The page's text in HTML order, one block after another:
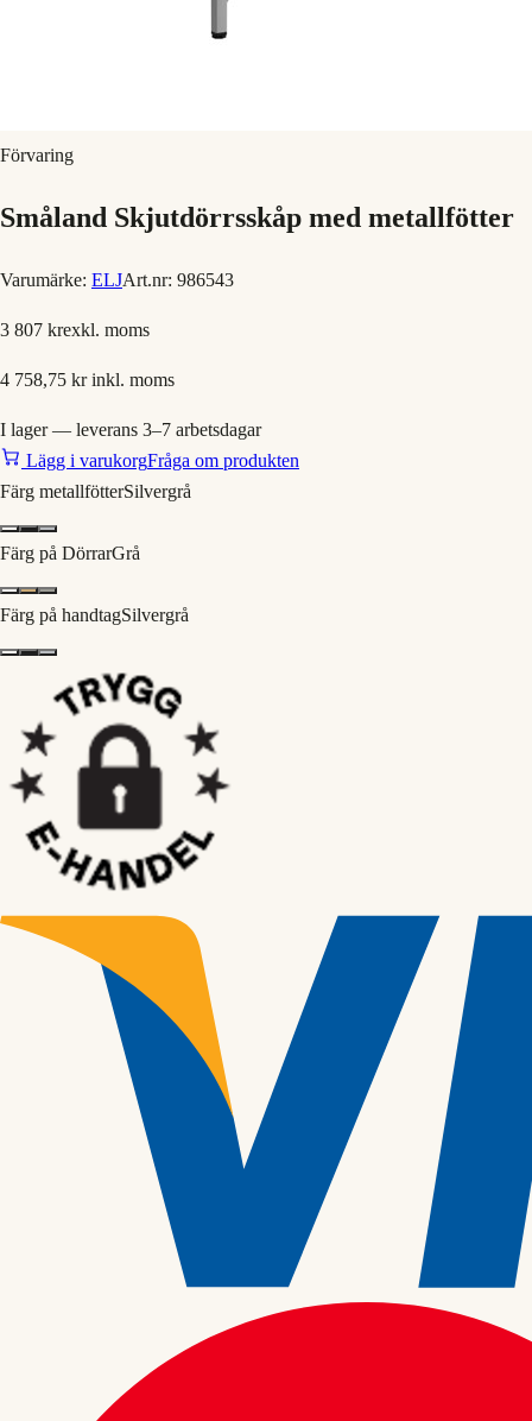
Förvaring
Småland Skjutdörrsskåp med metallfötter
Varumärke: ELJArt.nr: 986543
3 807 krexkl. moms
4 758,75 krinkl. moms
I lager — leverans 3–7 arbetsdagar
Lägg i varukorgFråga om produkten
Färg metallfötterSilvergrå
Färg på DörrarGrå
Färg på handtagSilvergrå